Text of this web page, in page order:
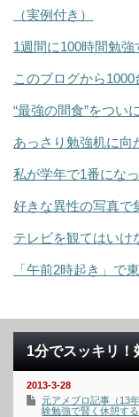
（実例付き）
1週間に100時間勉強
このブログから
“最強の間食”をつい
あっさり勉強机に向
私が学年で1番にな
好きな異性の写真で
テレビを観てはいけ
「午前2時起き」で
1分でスッキリ！
2013-3-28
元アメブロ記事（13
験勉強で賢く休憩す